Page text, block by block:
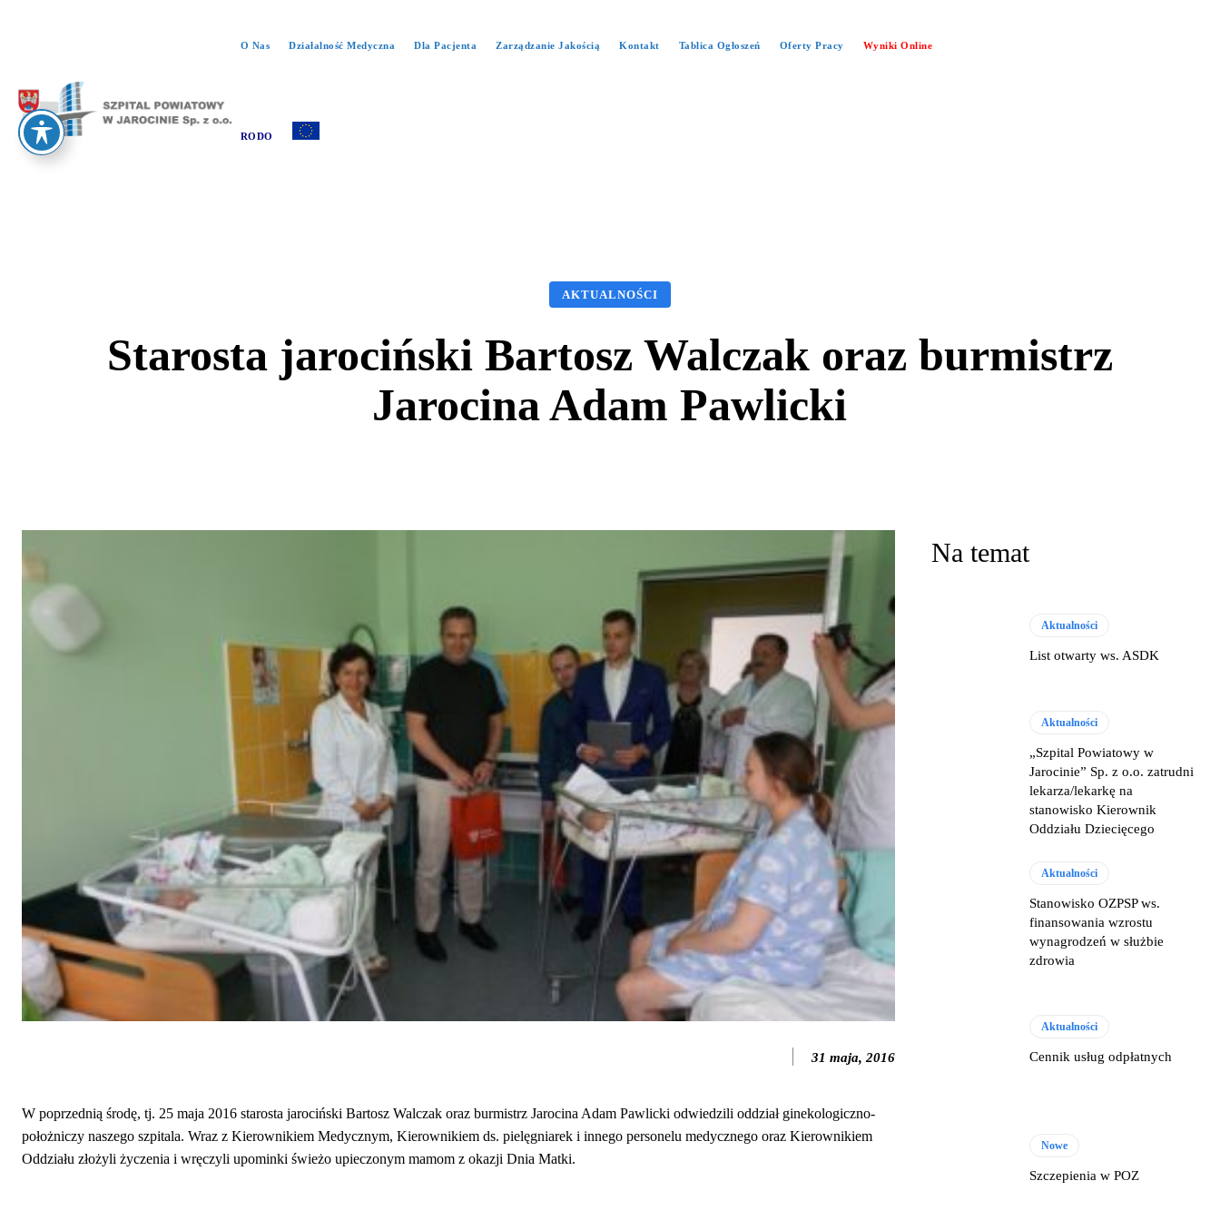
O Nas Działalność Medyczna Dla Pacjenta Zarządzanie Jakością Kontakt Tablica Ogłoszeń Oferty Pracy Wyniki Online
RODO
AKTUALNOŚCI
Starosta jarociński Bartosz Walczak oraz burmistrz
Jarocina Adam Pawlicki
31 maja, 2016
W poprzednią środę, tj. 25 maja 2016 starosta jarociński Bartosz Walczak oraz burmistrz Jarocina Adam Pawlicki odwiedzili oddział ginekologiczno-
położniczy naszego szpitala. Wraz z Kierownikiem Medycznym, Kierownikiem ds. pielęgniarek i innego personelu medycznego oraz Kierownikiem
Oddziału złożyli życzenia i wręczyli upominki świeżo upieczonym mamom z okazji Dnia Matki.
Na temat
Aktualności
List otwarty ws. ASDK
Aktualności
„Szpital Powiatowy w
Jarocinie” Sp. z o.o. zatrudni
lekarza/lekarkę na
stanowisko Kierownik
Oddziału Dziecięcego
Aktualności
Stanowisko OZPSP ws.
finansowania wzrostu
wynagrodzeń w służbie
zdrowia
Aktualności
Cennik usług odpłatnych
Nowe
Szczepienia w POZ